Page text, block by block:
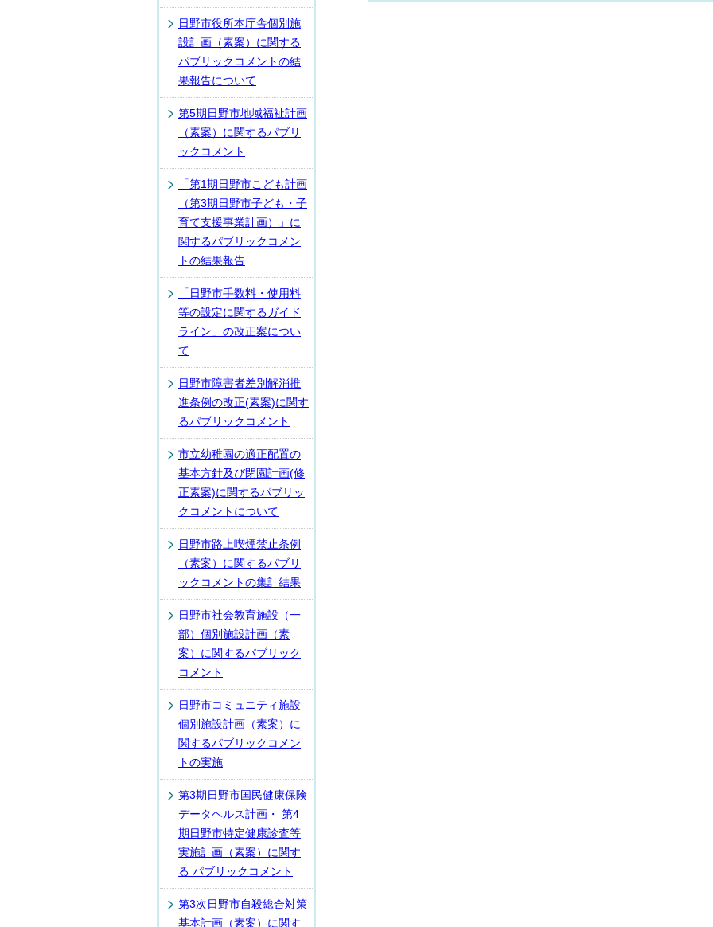
日野市役所本庁舎個別施
設計画（素案）に関する
パブリックコメントの結
果報告について
第5期日野市地域福祉計画
（素案）に関するパブリ
ックコメント
「第1期日野市こども計画
（第3期日野市子ども・子
育て支援事業計画）」に
関するパブリックコメン
トの結果報告
「日野市手数料・使用料
等の設定に関するガイド
ライン」の改正案につい
て
日野市障害者差別解消推
進条例の改正(素案)に関す
るパブリックコメント
市立幼稚園の適正配置の
基本方針及び閉園計画(修
正素案)に関するパブリッ
クコメントについて
日野市路上喫煙禁止条例
（素案）に関するパブリ
ックコメントの集計結果
日野市社会教育施設（一
部）個別施設計画（素
案）に関するパブリック
コメント
日野市コミュニティ施設
個別施設計画（素案）に
関するパブリックコメン
トの実施
第3期日野市国民健康保険
データヘルス計画・ 第4
期日野市特定健康診査等
実施計画（素案）に関す
る パブリックコメント
第3次日野市自殺総合対策
基本計画（素案）に関す